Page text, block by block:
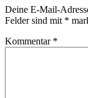
Deine E-Mail-
Felder sind mit *
Kommentar *